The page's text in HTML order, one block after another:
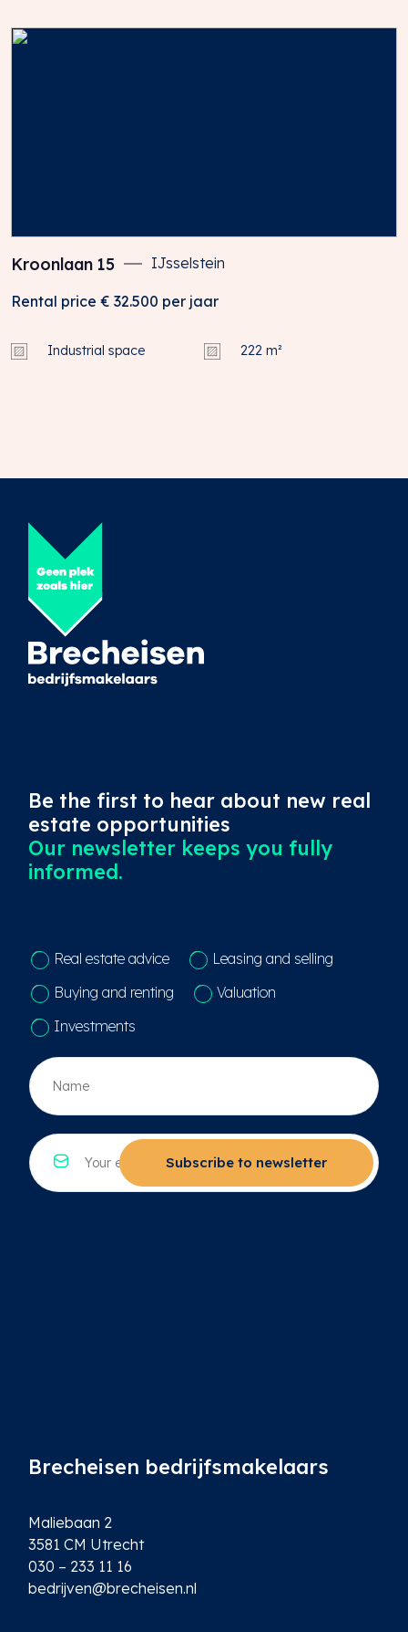
Kroonlaan 15 IJsselstein
Rental price € 32.500 per jaar
Industrial space 222 m²
Be the first to hear about new real
estate opportunities
Our newsletter keeps you fully
informed.
C
o
n
t
a
c
k
e
e
*
Real estate advice
Leasing and selling
Buying and renting
Valuation
Investments
N
a
a
*
E
-
m
Subscribe to newsletter
Brecheisen bedrijfsmakelaars
Maliebaan 2
3581 CM Utrecht
030 – 233 11 16
bedrijven@brecheisen.nl